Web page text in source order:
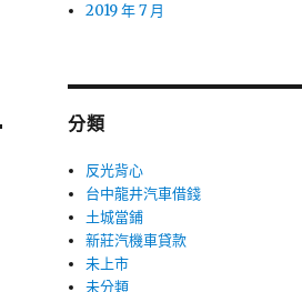
2019 年 7 月
分類
反光背心
台中龍井汽車借錢
土城當鋪
新莊汽機車貸款
未上市
未分類